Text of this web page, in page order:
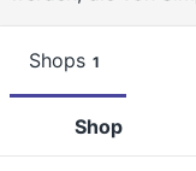
Shops 1
Shop